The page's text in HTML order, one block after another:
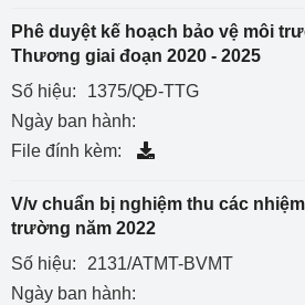
Phê duyệt kế hoạch bảo vệ môi
Thương giai đoạn 2020 - 2025
Số hiệu:
1375/QĐ-TTG
Ngày ban hành:
File đính kèm:
V/v chuẩn bị nghiệm thu các
trường năm 2022
Số hiệu:
2131/ATMT-BVMT
Ngày ban hành: